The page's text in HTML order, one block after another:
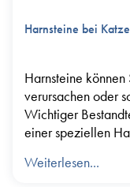
Harnsteine bei
Harnsteine können
verursachen oder
Wichtiger
einer speziellen
Weiterlesen...